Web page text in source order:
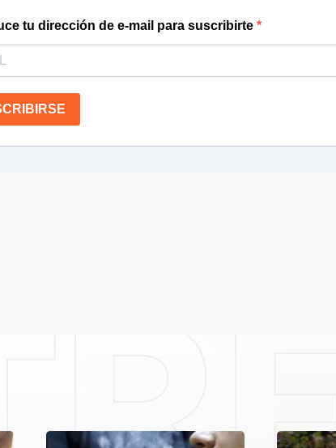
tu dirección de e-mail para suscribirte